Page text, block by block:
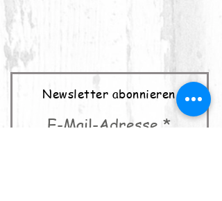
Newsletter abonnieren
E-Mail-Adresse